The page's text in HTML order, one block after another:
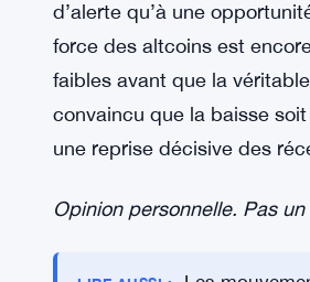
VOIR AUSSI: Révision de
L’avis de Sydney
Le Bitcoin se maintenant à